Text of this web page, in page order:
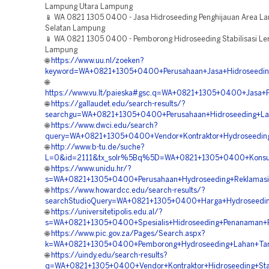
Lampung Utara Lampung
📱 WA 0821 1305 0400 - Jasa Hidroseeding Penghijauan Area
Selatan Lampung
📱 WA 0821 1305 0400 - Pemborong Hidroseeding Stabilisasi
Lampung
🌐 https://www.uu.nl/zoeken?
🌐
https://www.vu.lt/
🌐 https://gallaudet.edu/search-results/?
🌐 https://www.dwci.edu/search?
🌐 http://www.b-tu.de/suche?
🌐 https://www.unidu.hr/?
🌐 https://www.howardcc.edu/search-results/?
🌐 https://universitetipolis.edu.al/?
🌐 https://www.pic.gov.za/Pages/Search.aspx?
🌐 https://uindy.edu/search-results?